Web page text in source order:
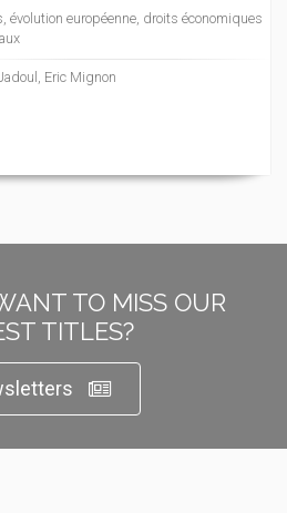
évolution européenne, droits économiques
Eric Mignon
TO MISS OUR
TITLES?